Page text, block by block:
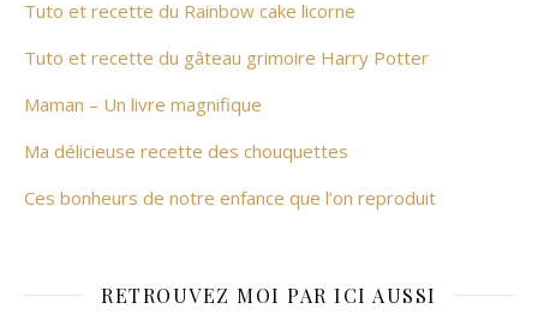
Tuto et recette du Rainbow cake licorne
Tuto et recette du gâteau grimoire Harry Potter
Maman – Un livre magnifique
Ma délicieuse recette des chouquettes
Ces bonheurs de notre enfance que l’on reproduit
RETROUVEZ MOI PAR ICI AUSSI